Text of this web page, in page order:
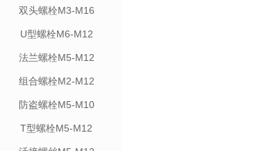
双头螺栓M3-M16
U型螺栓M6-M12
法兰螺栓M5-M12
组合螺栓M2-M12
防盗螺栓M5-M10
T型螺栓M5-M12